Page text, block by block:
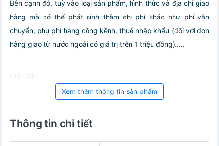
Bên cạnh đó, tuỳ vào loại sản phẩm, hình thức và địa chỉ giao
hàng mà có thể phát sinh thêm chi phí khác như phí vận
chuyển, phụ phí hàng cồng kềnh, thuế nhập khẩu (đối với đơn
hàng giao từ nước ngoài có giá trị trên 1 triệu đồng).....
Giá TON
Xem thêm thông tin sản phẩm
Thông tin chi tiết